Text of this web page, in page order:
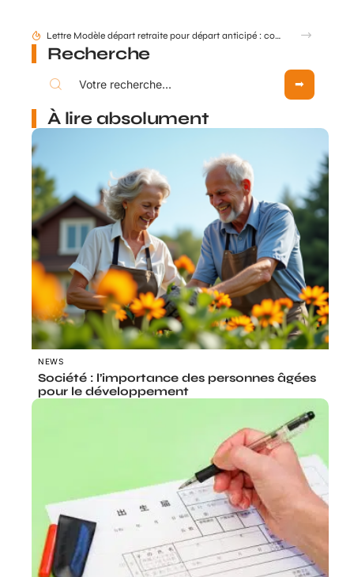
Comment mettre à jour mes données retraite via mon compte Agirc Arrco par France Connect ?
Recherche
À lire absolument
NEWS
Société : l’importance des personnes âgées
pour le développement